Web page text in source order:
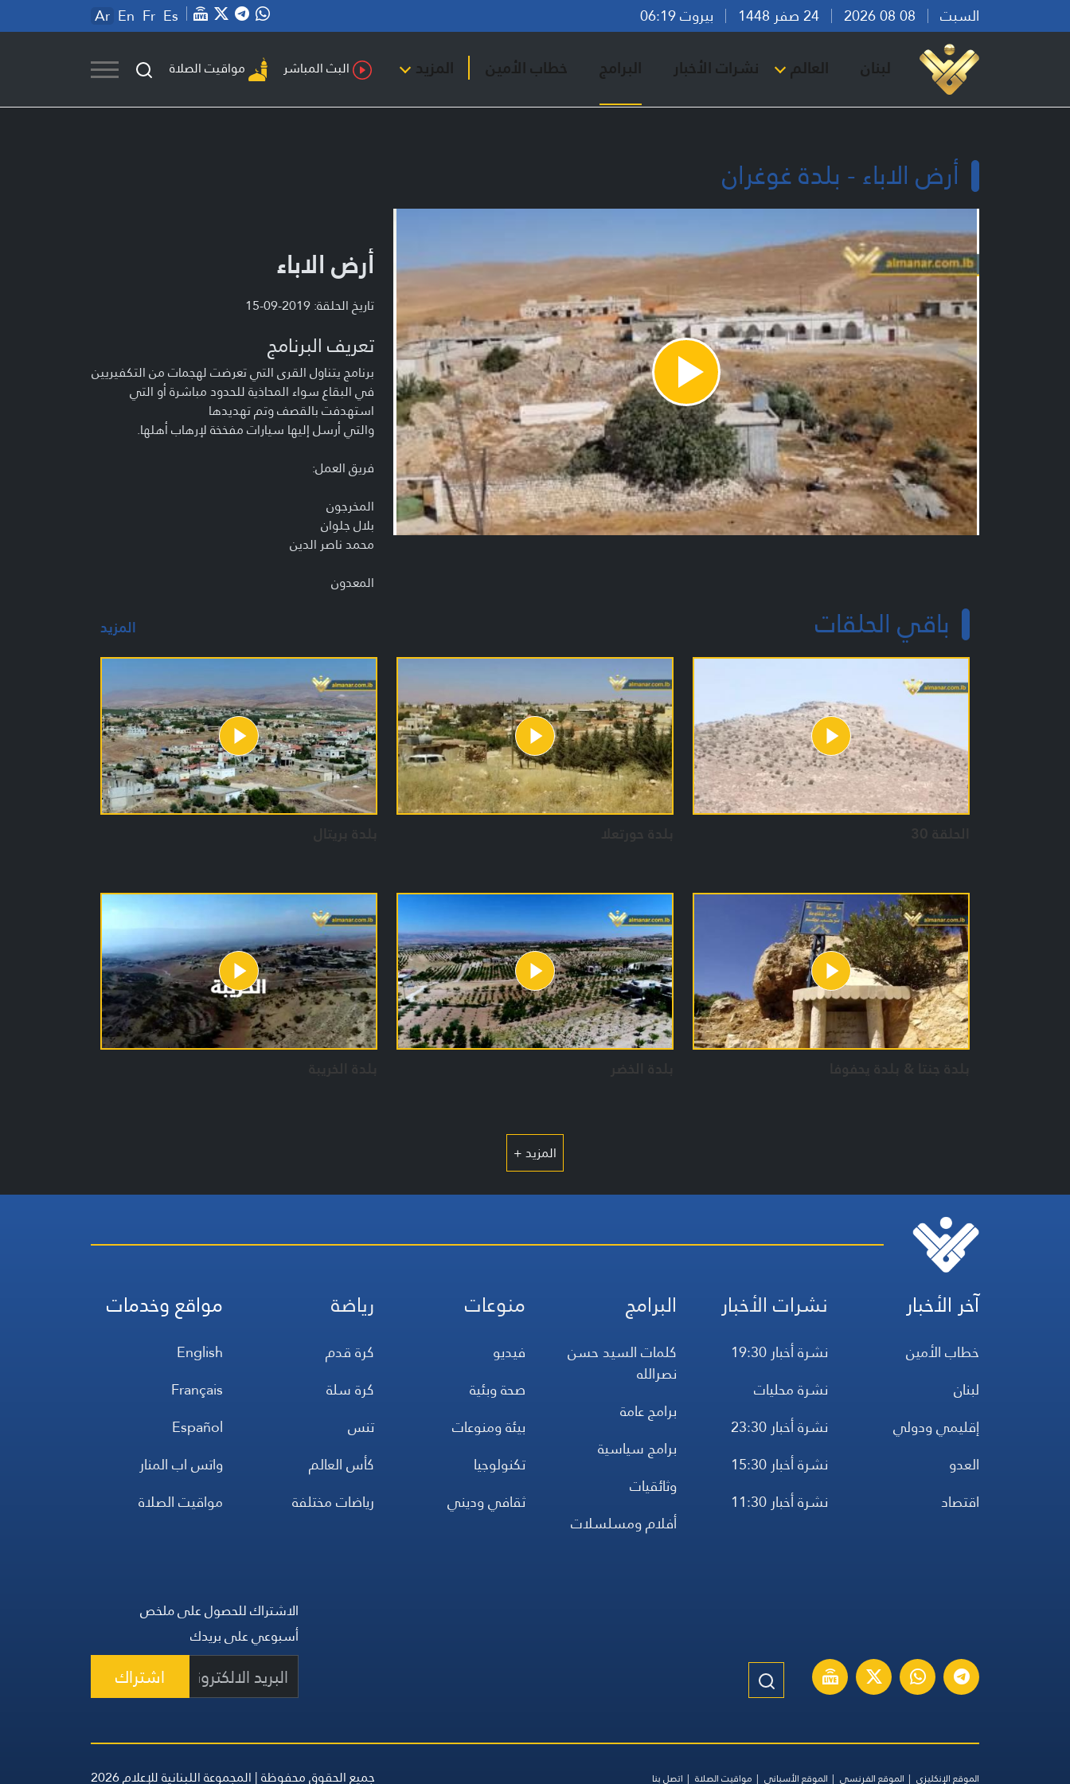
السبت بيروت 06:19 Ar En Fr Es
لبنان العالم نشرات الأخبار البرامج خطاب الأمين المزيد البث المباشر مواقيت الصلاة
أرض الاباء - بلدة غوغران
Play
Video
أرض الاباء
تاريخ الحلقة: 2019-09-15
تعريف البرنامج
برنامج يتناول القرى التي تعرضت لهجمات من التكفيريين
في البقاع سواء المحاذية للحدود مباشرة أو التي
استهدفت بالقصف وتم تهديدها
والتي أرسل إليها سيارات مفخخة لإرهاب أهلها.
فريق العمل:
المخرجون
بلال جلوان
محمد ناصر الدين
المعدون
باقي الحلقات المزيد
الحلقة 30 بلدة حورتعلا بلدة بريتال
بلدة جنتا & بلدة يحفوفا بلدة الخضر بلدة الخريبة
المزيد +
آخر الأخبار
خطاب الأمين
لبنان
إقليمي ودولي
العدو
اقتصاد
نشرات الأخبار
نشرة أخبار 19:30
نشرة محليات
نشرة أخبار 23:30
نشرة أخبار 15:30
نشرة أخبار 11:30
البرامج
كلمات السيد حسن
نصرالله
برامج عامة
برامج سياسية
وثائقيات
أفلام ومسلسلات
منوعات
فيديو
صحة وبئية
بيئة ومنوعات
تكنولوجيا
ثقافي وديني
رياضة
كرة قدم
كرة سلة
تنس
كأس العالم
رياضات مختلفة
مواقع وخدمات
English
Français
Español
واتس اب المنار
مواقيت الصلاة
الاشتراك للحصول على ملخص
أسبوعي على بريدك
اشتراك
الموقع الإنكليزي الموقع الفرنسي الموقع الأسباني مواقيت الصلاة اتصل بنا جميع الحقوق محفوظة | المجموعة اللبنانية للإعلام 2026